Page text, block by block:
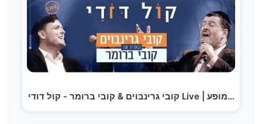
קובי גרינבוים & קובי ברומר - קול דודי Live | מופע…